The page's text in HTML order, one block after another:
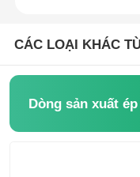
máy bện cáp
Máy xoắn đôi
CÁC LOẠI KHÁC
Dòng sản xuất ép